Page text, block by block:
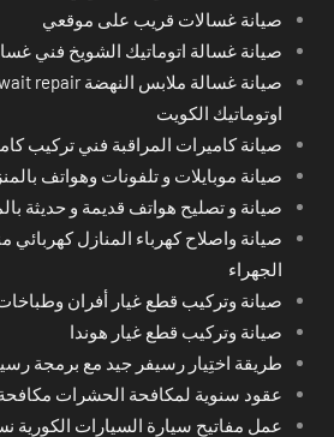
صيانة غسالات قريب على موقعي
صيانة غسالة اتوماتيك الشويخ فني
اوتوماتيك الكويت
صيانة كاميرات المراقبة فني تركيب
صيانة موبايلات و تلفونات وهواتف
صيانة و تصليح هواتف قديمة و حديثة
صيانة واصلاح كهرباء المنازل
الجهراء
صيانة وتركيب قطع غيار أفران
صيانة وتركيب قطع غيار هوندا
طريقة اختِيار رسيفر جيد مع برمجة
عقود سنوية لمكافحة الحشرات مكافحة
عمل مفاتيح سيارة السيارات الكورية